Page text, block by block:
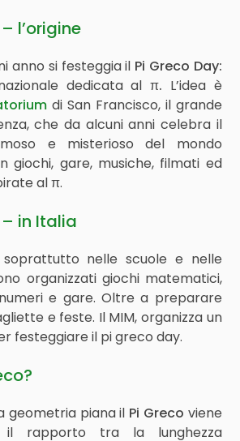
l’origine
anno si festeggia il Pi Greco Day:
dedicata alπ. L’idea è
di San Francisco, il grande
che da alcuni anni celebra il
e misterioso del mondo
giochi, gare, musiche, filmati ed
alπ.
in Italia
nelle scuole e nelle
organizzati giochi matematici,
e gare. Oltre a preparare
e feste. Il MIM, organizza un
festeggiare il pi greco day.
geometria piana il Pi Greco viene
il rapporto tra la lunghezza